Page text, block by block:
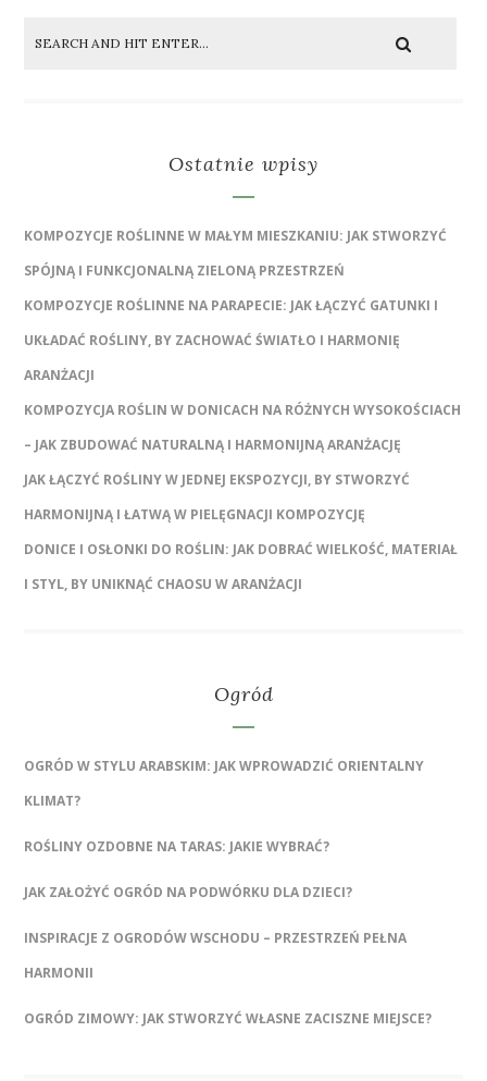
Ostatnie wpisy
KOMPOZYCJE ROŚLINNE W MAŁYM MIESZKANIU: JAK STWORZYĆ
SPÓJNĄ I FUNKCJONALNĄ ZIELONĄ PRZESTRZEŃ
KOMPOZYCJE ROŚLINNE NA PARAPECIE: JAK ŁĄCZYĆ GATUNKI I
UKŁADAĆ ROŚLINY, BY ZACHOWAĆ ŚWIATŁO I HARMONIĘ
ARANŻACJI
KOMPOZYCJA ROŚLIN W DONICACH NA RÓŻNYCH WYSOKOŚCIACH
– JAK ZBUDOWAĆ NATURALNĄ I HARMONIJNĄ ARANŻACJĘ
JAK ŁĄCZYĆ ROŚLINY W JEDNEJ EKSPOZYCJI, BY STWORZYĆ
HARMONIJNĄ I ŁATWĄ W PIELĘGNACJI KOMPOZYCJĘ
DONICE I OSŁONKI DO ROŚLIN: JAK DOBRAĆ WIELKOŚĆ, MATERIAŁ
I STYL, BY UNIKNĄĆ CHAOSU W ARANŻACJI
Ogród
OGRÓD W STYLU ARABSKIM: JAK WPROWADZIĆ ORIENTALNY
KLIMAT?
ROŚLINY OZDOBNE NA TARAS: JAKIE WYBRAĆ?
JAK ZAŁOŻYĆ OGRÓD NA PODWÓRKU DLA DZIECI?
INSPIRACJE Z OGRODÓW WSCHODU – PRZESTRZEŃ PEŁNA
HARMONII
OGRÓD ZIMOWY: JAK STWORZYĆ WŁASNE ZACISZNE MIEJSCE?